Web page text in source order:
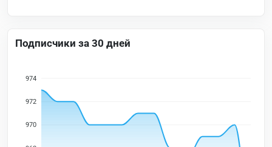
Подписчики за 30 дней
974
972
970